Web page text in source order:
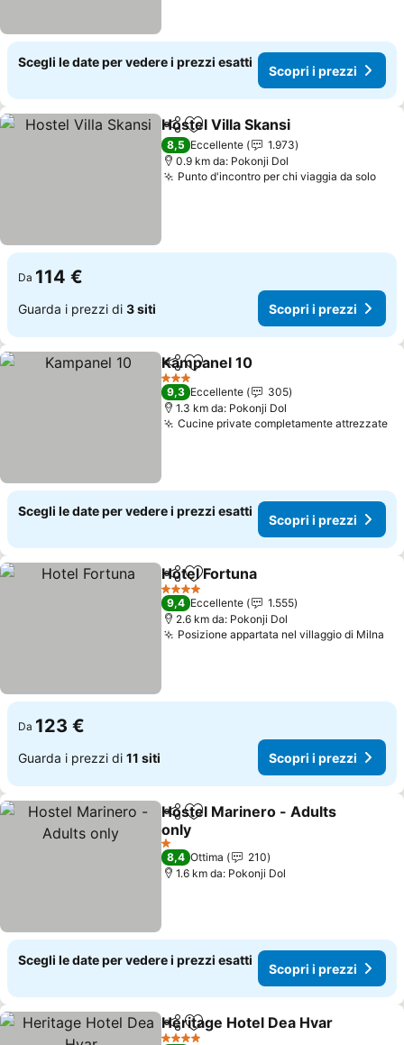
Scegli le date per vedere i prezzi esatti
Scopri i prezzi
CondividiAggiungi ai preferiti
Hostel Villa Skansi
8,5 Eccellente
1.973
0.9 km da: Pokonji Dol
Punto d'incontro per chi viaggia da solo
Da 114 €
Guarda i prezzi di 3 siti Scopri i prezzi
CondividiAggiungi ai preferiti
Kampanel 10
3 Stelle
9,3 Eccellente
305
1.3 km da: Pokonji Dol
Cucine private completamente attrezzate
Scegli le date per vedere i prezzi esatti
Scopri i prezzi
CondividiAggiungi ai preferiti
Hotel Fortuna
4 Stelle
9,4 Eccellente
1.555
2.6 km da: Pokonji Dol
Posizione appartata nel villaggio di Milna
Da 123 €
Guarda i prezzi di 11 siti Scopri i prezzi
CondividiAggiungi ai preferiti
Hostel Marinero - Adults
only
1 Stelle
8,4 Ottima
210
1.6 km da: Pokonji Dol
Scegli le date per vedere i prezzi esatti
Scopri i prezzi
CondividiAggiungi ai preferiti
Heritage Hotel Dea Hvar